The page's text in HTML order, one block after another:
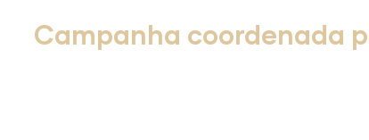
Campanha coordenada